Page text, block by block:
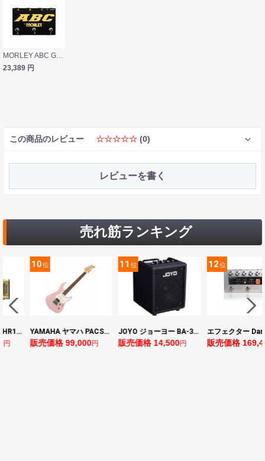
23,389 円
この商品のレビュー ☆☆☆☆☆ (0)
レビューを書く
売れ筋ランキング
ヤマハ YAMAHA THR10II 小型ギターアンプ
円
10位
YAMAHA ヤマハ PACS+12 ASP Pacifica Standard Plus パシフィカスタンダードプラス エレキギター
販売価格 99,000円
11位
JOYO ジョーヨー BA-30 VIBE CUBE BLK 30W 小型ベースアンプ Bluetooth+OTGオーディオI/F搭載
販売価格 14,500円
12位
販売価格